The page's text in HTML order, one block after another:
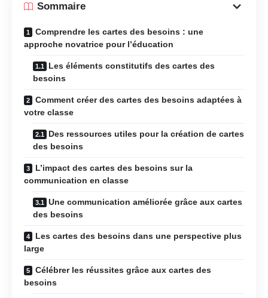
Sommaire
Comprendre les cartes des besoins : une
approche novatrice pour l’éducation
Les éléments constitutifs des cartes des
besoins
Comment créer des cartes des besoins adaptées à
votre classe
Des ressources utiles pour la création de cartes
des besoins
L’impact des cartes des besoins sur la
communication en classe
Une communication améliorée grâce aux cartes
des besoins
Les cartes des besoins dans une perspective plus
large
Célébrer les réussites grâce aux cartes des
besoins